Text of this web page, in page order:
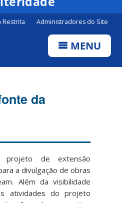
Restrita Administradores do Site
MENU
da
de extensão
a divulgação de obras
Além da visibilidade
atividades do projeto